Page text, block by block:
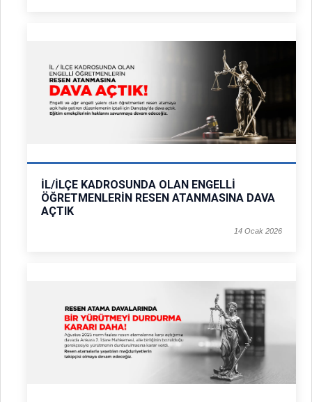
İL/İLÇE KADROSUNDA OLAN ENGELLİ
ÖĞRETMENLERİN RESEN ATANMASINA DAVA
AÇTIK
14 Ocak 2026